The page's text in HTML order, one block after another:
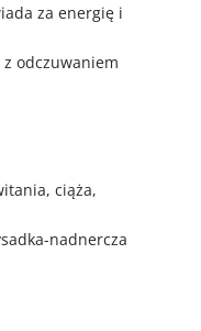
za energię i
odczuwaniem
ciąża,
nadnercza